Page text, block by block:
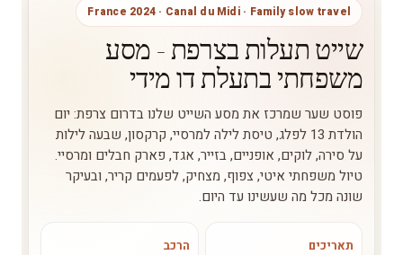
France 2024 · Canal du Midi · Family slow travel
שייט תעלות בצרפת - מסע
משפחתי בתעלת דו מידי
פוסט שער שמרכז את מסע השייט שלנו בדרום צרפת: יום
הולדת 13 לפלג, טיסת לילה למרסיי, קרקסון, שבעה לילות
על סירה, לוקים, אופניים, בזייר, אגד, פארק חבלים ומרסיי.
טיול משפחתי איטי, צפוף, מצחיק, לפעמים קריר, ובעיקר
שונה מכל מה שעשינו עד היום.
תאריכים הרכב